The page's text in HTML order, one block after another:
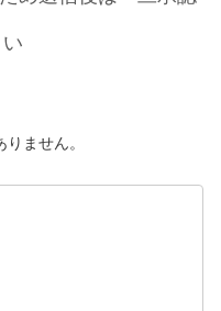
ません。